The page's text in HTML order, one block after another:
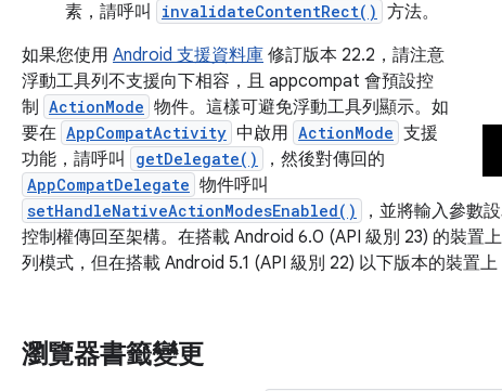
素，請呼叫
invalidateContentRect() 方法。
如果您使用 Android 支援資料庫 修訂版本 22.2，請注意
浮動工具列不支援向下相容，且 appcompat 會預設控
制 ActionMode 物件。這樣可避免浮動工具列顯示。如
要在 AppCompatActivity 中啟用 ActionMode 支援
功能，請呼叫
getDelegate() ，然後對傳回的
AppCompatDelegate 物件呼叫
setHandleNativeActionModesEnabled() ，並將輸入參數
控制權傳回至架構。在搭載 Android 6.0 (API 級別 23) 的裝置
列模式，但在搭載 Android 5.1 (API 級別 22) 以下版本的裝置
瀏覽器書籤變更